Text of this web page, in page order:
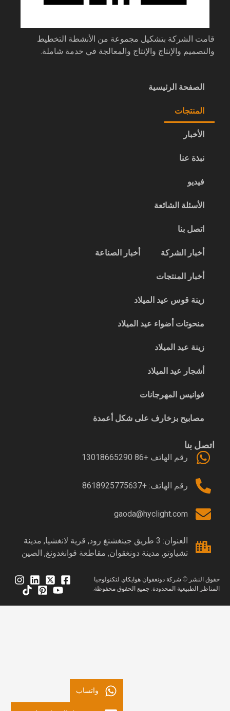
قامت الشركة بتشكيل مجموعة من الأنشطة التخطيط
والتصميم والإنتاج والإنتاج والمعالجة في خدمة شاملة.
الصفحة الرئيسية
المنتجات
الأخبار
نبذة عنا
فيديو
الأسئلة الشائعة
اتصل بنا
أخبار الشركة أخبار الصناعة
أخبار المنتجات
زينة قوس عيد الميلاد
منحوتات أضواء عيد الميلاد
زينة عيد الميلاد
أشجار عيد الميلاد
فوانيس المهرجانات
مصابيح بزخارف على شكل أعمدة
اتصل بنا
رقم الهاتف +86 13018665290
رقم الهاتف: +8618925775637
gaoda@hyclight.com
العنوان: 3 طريق جينغشنغ رود, قرية لانغشيا, مدينة
تشياوتو, مدينة دونغقوان, مقاطعة قوانغدونغ, الصين
النشر © شركة دونغقوان هوايكاي لتكنولوجيا
الطبيعية المحدودة. جميع الحقوق محفوظة.
واتساب